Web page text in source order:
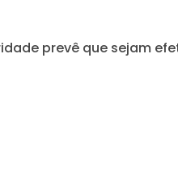
prevê que sejam